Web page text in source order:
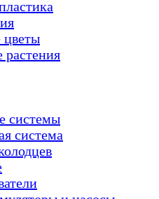
цветы
системы
система